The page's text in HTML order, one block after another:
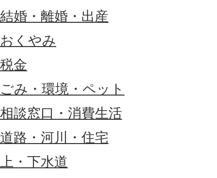
結婚・離婚・出産
おくやみ
税金
ごみ・環境・ペット
相談窓口・消費生活
道路・河川・住宅
上・下水道